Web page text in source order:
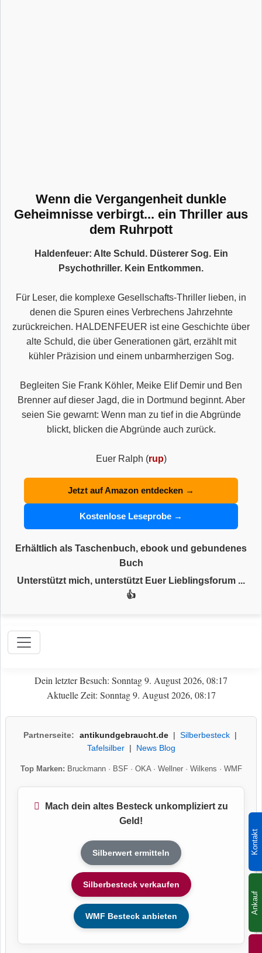
Kontakt
Ankauf
Wenn die Vergangenheit dunkle
Geheimnisse verbirgt... ein Thriller aus
dem Ruhrpott
Haldenfeuer: Alte Schuld. Düsterer Sog. Ein
Psychothriller. Kein Entkommen.
Für Leser, die komplexe Gesellschafts-Thriller lieben, in
denen die Spuren eines Verbrechens Jahrzehnte
zurückreichen. HALDENFEUER ist eine Geschichte über
alte Schuld, die über Generationen gärt, erzählt mit
kühler Präzision und einem unbarmherzigen Sog.
Begleiten Sie Frank Köhler, Meike Elif Demir und Ben
Brenner auf dieser Jagd, die in Dortmund beginnt. Aber
seien Sie gewarnt: Wenn man zu tief in die Abgründe
blickt, blicken die Abgründe auch zurück.
Euer Ralph (rup)
Jetzt auf Amazon entdecken →
Kostenlose Leseprobe →
Erhältlich als Taschenbuch, ebook und gebundenes
Buch
Unterstützt mich, unterstützt Euer Lieblingsforum ...
👍
Dein letzter Besuch: Sonntag 9. August 2026, 08:17
Aktuelle Zeit: Sonntag 9. August 2026, 08:17
Partnerseite: antikundgebraucht.de| Silberbesteck|
Tafelsilber| News Blog
Top Marken: Bruckmann· BSF· OKA· Wellner· Wilkens · WMF
Mach dein altes Besteck unkompliziert zu
Geld!
Silberwert ermitteln
Silberbesteck verkaufen
WMF Besteck anbieten